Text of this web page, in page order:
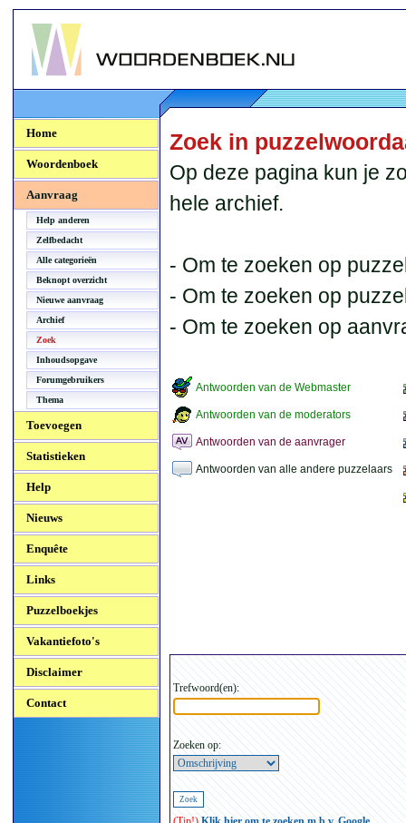
Woordenboek.NU
Home
Woordenboek
Aanvraag
Help anderen
Zelfbedacht
Alle categorieën
Beknopt overzicht
Nieuwe aanvraag
Archief
Zoek
Inhoudsopgave
Forumgebruikers
Thema
Toevoegen
Statistieken
Help
Nieuws
Enquête
Links
Puzzelboekjes
Vakantiefoto's
Disclaimer
Contact
Zoek in
Op deze pagina kun je
hele archief.
- Om te zoeken op
- Om te zoeken op
- Om te zoeken op
Antwoorden van de Webmaster
Antwoorden van de moderators
Antwoorden van de aanvrager
Antwoorden van alle andere puzzelaars
Trefwoord(en):
Zoeken op: